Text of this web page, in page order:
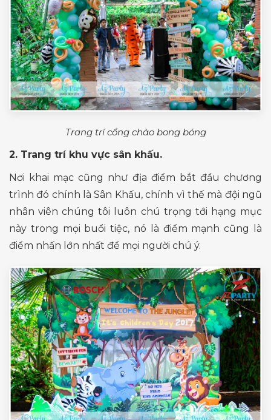
Trang trí cổng chào bong bóng
2. Trang trí khu vực sân khấu.
Nơi khai mạc cũng như địa điểm bắt đầu chương
trình đó chính là Sân Khấu, chính vì thế mà đội ngũ
nhân viên chúng tôi luôn chú trọng tới hạng mục
này trong mọi buổi tiệc, nó là điểm mạnh cũng là
điểm nhấn lớn nhất để mọi người chú ý.